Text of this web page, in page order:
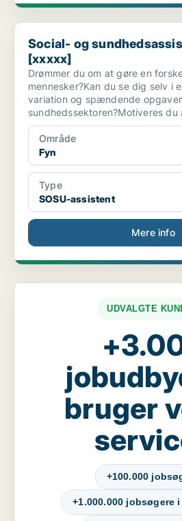
Social- og sundhedsassistentelev i
Social- og
[xxxxx]
Drømmer du om at gøre en
mennesker?Kan du se dig selv i
variation og spændende
sundhedssektoren?Motiveres
Område
Fyn
Type
SOSU-assistent
Mere info
UDVALGTE
bruger
+100.000
+1.000.000 jobsøgere